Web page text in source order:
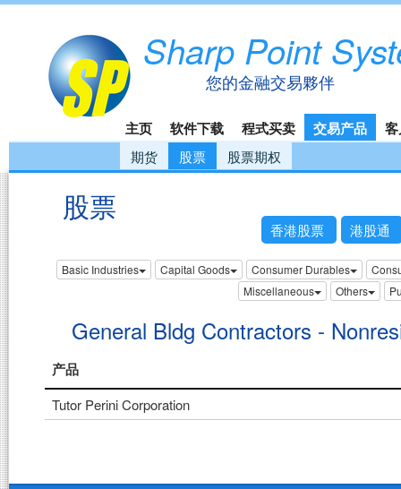
Sharp Point
您的金融交易夥伴
主页 软件下载 程式买卖 交易产品
期货 股票 股票期权
股票
香港股票 港股通
Basic Industries Capital Goods Consumer Durables
Miscellaneous
Others
General Bldg Contractors -
产品
Tutor Perini Corporation